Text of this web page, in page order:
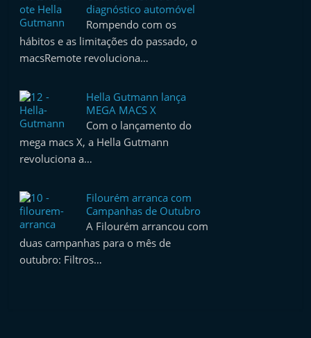
P
o
u
g
a
l
diagnóstico automóvel
Rompendo com os
hábitos e as limitações do passado, o
macsRemote revoluciona…
Hella Gutmann lança
MEGA MACS X
Com o lançamento do
mega macs X, a Hella Gutmann
revoluciona a…
Filourém arranca com
Campanhas de Outubro
A Filourém arrancou com
duas campanhas para o mês de
outubro: Filtros…